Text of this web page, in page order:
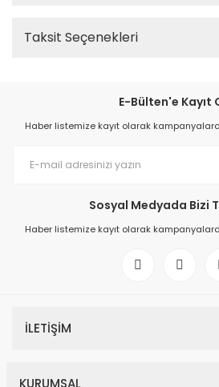
Taksit Seçenekleri
E-Bülten'e Kayıt
Haber listemize kayıt olarak
Sosyal Medyada Bizi
Haber listemize kayıt olarak
İLETİŞİM
KURUMSAL